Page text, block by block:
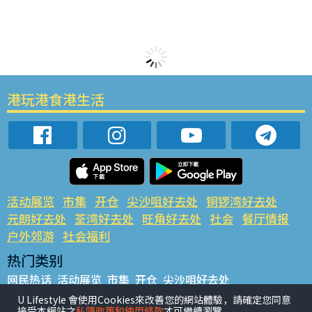
港玩港食港生活
活动展览 市集 开仓 尖沙咀好去处 铜锣湾好去处
元朗好去处 荃湾好去处 旺角好去处 社会 餐厅情报
户外郊游 社会福利
热门类别
网民热话 活动展览 市集 开仓 尖沙咀好去处
铜锣湾好去处 元朗好去处 荃湾好去处 旺角好去处 社会
U Lifestyle 會使用Cookies來改善您的網站體驗，請確定您同意